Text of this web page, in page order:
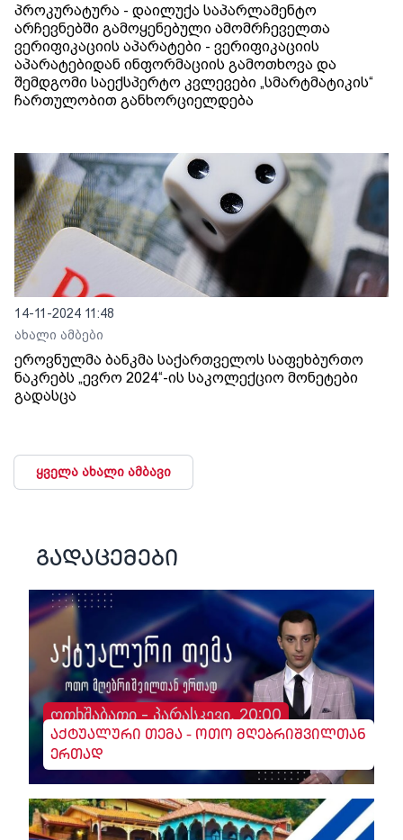
პროკურატურა - დაილუქა საპარლამენტო
არჩევნებში გამოყენებული ამომრჩეველთა
ვერიფიკაციის აპარატები - ვერიფიკაციის
აპარატებიდან ინფორმაციის გამოთხოვა და
შემდგომი საექსპერტო კვლევები „სმარტმატიკის“
ჩართულობით განხორციელდება
14-11-2024 11:48
ახალი ამბები
ეროვნულმა ბანკმა საქართველოს საფეხბურთო
ნაკრებს „ევრო 2024“-ის საკოლექციო მონეტები
გადასცა
ყველა ახალი ამბავი
გადაცემები
ოთხშაბათი - პარასკევი, 20:00
აქტუალური თემა - ოთო მღებრიშვილთან
ერთად